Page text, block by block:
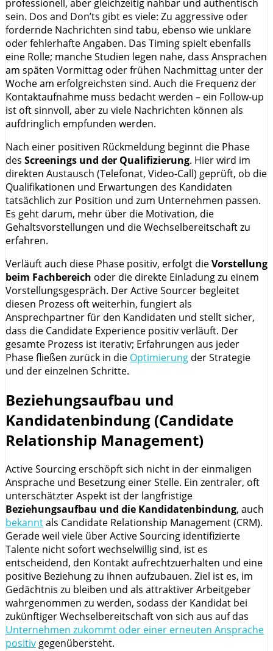
professionell, aber gleichzeitig nahbar und authentisch
sein. Dos and Don’ts gibt es viele: Zu aggressive oder
fordernde Nachrichten sind tabu, ebenso wie unklare
oder fehlerhafte Angaben. Das Timing spielt ebenfalls
eine Rolle; manche Studien legen nahe, dass Ansprachen
am späten Vormittag oder frühen Nachmittag unter der
Woche am erfolgreichsten sind. Auch die Frequenz der
Kontaktaufnahme muss bedacht werden – ein Follow-up
ist oft sinnvoll, aber zu viele Nachrichten können als
aufdringlich empfunden werden.
Nach einer positiven Rückmeldung beginnt die Phase
des Screenings und der Qualifizierung. Hier wird im
direkten Austausch (Telefonat, Video-Call) geprüft, ob die
Qualifikationen und Erwartungen des Kandidaten
tatsächlich zur Position und zum Unternehmen passen.
Es geht darum, mehr über die Motivation, die
Gehaltsvorstellungen und die Wechselbereitschaft zu
erfahren.
Verläuft auch diese Phase positiv, erfolgt dieVorstellung
beim Fachbereich oder die direkte Einladung zu einem
Vorstellungsgespräch. Der Active Sourcer begleitet
diesen Prozess oft weiterhin, fungiert als
Ansprechpartner für den Kandidaten und stellt sicher,
dass die Candidate Experience positiv verläuft. Der
gesamte Prozess ist iterativ; Erfahrungen aus jeder
Phase fließen zurück in die Optimierung der Strategie
und der einzelnen Schritte.
Beziehungsaufbau und
Kandidatenbindung (Candidate
Relationship Management)
Active Sourcing erschöpft sich nicht in der einmaligen
Ansprache und Besetzung einer Stelle. Ein zentraler, oft
unterschätzter Aspekt ist der langfristige
Beziehungsaufbau und die Kandidatenbindung, auch
bekanntals Candidate Relationship Management (CRM).
Gerade weil viele über Active Sourcing identifizierte
Talente nicht sofort wechselwillig sind, ist es
entscheidend, den Kontakt aufrechtzuerhalten und eine
positive Beziehung zu ihnen aufzubauen. Ziel ist es, im
Gedächtnis zu bleiben und als attraktiver Arbeitgeber
wahrgenommen zu werden, sodass der Kandidat bei
zukünftiger Wechselbereitschaft von sich aus auf das
Unternehmen zukommt oder einer erneuten Ansprache
positiv gegenübersteht.